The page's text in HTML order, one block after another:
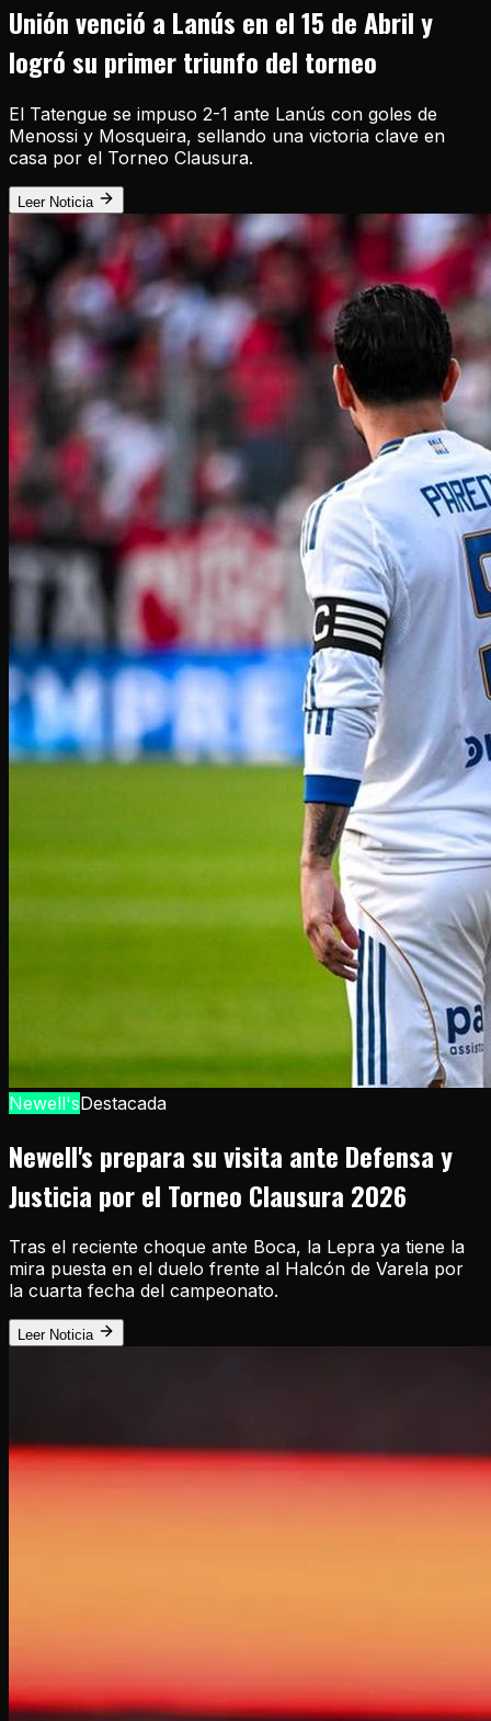
Unión venció a Lanús en el 15 de Abril y
logró su primer triunfo del torneo
El Tatengue se impuso 2-1 ante Lanús con goles de
Menossi y Mosqueira, sellando una victoria clave en
casa por el Torneo Clausura.
Leer Noticia
Newell'sDestacada
Newell's prepara su visita ante Defensa y
Justicia por el Torneo Clausura 2026
Tras el reciente choque ante Boca, la Lepra ya tiene la
mira puesta en el duelo frente al Halcón de Varela por
la cuarta fecha del campeonato.
Leer Noticia